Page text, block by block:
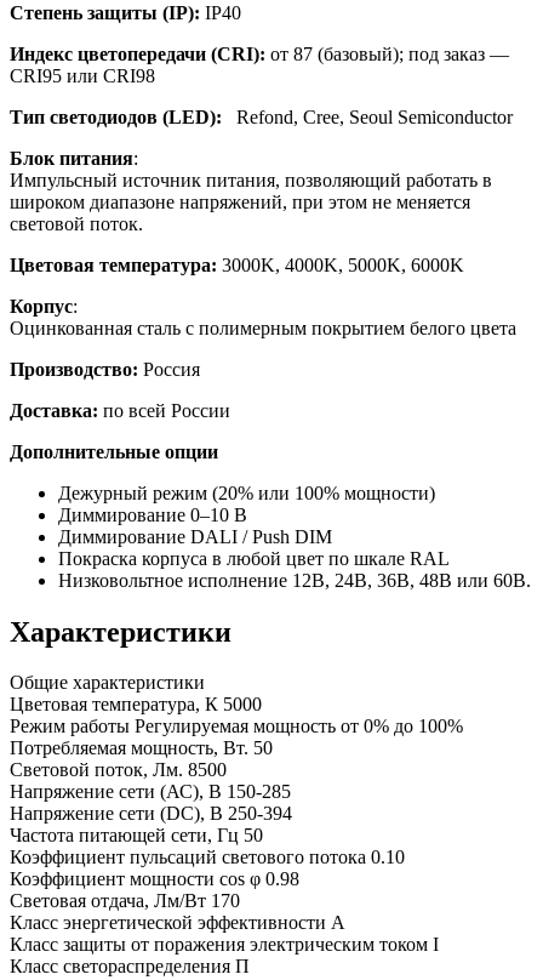
Степень защиты (IP): IP40
Индекс цветопередачи (CRI): от 87 (базовый); под заказ —
CRI95 или CRI98
Тип светодиодов (LED): Refond, Cree, Seoul Semiconductor
Блок питания:
Импульсный источник питания, позволяющий работать в
широком диапазоне напряжений, при этом не меняется
световой поток.
Цветовая температура: 3000K, 4000K, 5000K, 6000K
Корпус:
Оцинкованная сталь с полимерным покрытием белого цвета
Производство: Россия
Доставка: по всей России
Дополнительные опции
Дежурный режим (20% или 100% мощности)
Диммирование 0–10 В
Диммирование DALI / Push DIM
Покраска корпуса в любой цвет по шкале RAL
Низковольтное исполнение 12В, 24В, 36В, 48В или 60В.
Характеристики
Общие характеристики
Цветовая температура, К 5000
Режим работы Регулируемая мощность от 0% до 100%
Потребляемая мощность, Вт. 50
Световой поток, Лм. 8500
Напряжение сети (АС), В 150-285
Напряжение сети (DC), В 250-394
Частота питающей сети, Гц 50
Коэффициент пульсаций светового потока 0.10
Коэффициент мощности cos φ 0.98
Световая отдача, Лм/Вт 170
Класс энергетической эффективности A
Класс защиты от поражения электрическим током I
Класс светораспределения П